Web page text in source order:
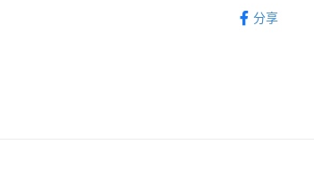
每筆
分享